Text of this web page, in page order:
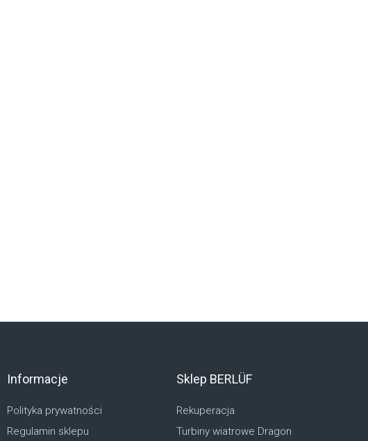
Informacje
Polityka prywatności
Regulamin sklepu
Sklep BERLÜF
Rekuperacja
Turbiny wiatrowe Dragon